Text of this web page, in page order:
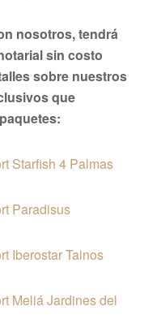
nosotros, tendrá
sin costo
sobre nuestros
que
Starfish 4 Palmas
Paradisus
Iberostar Tainos
Meliá Jardines del